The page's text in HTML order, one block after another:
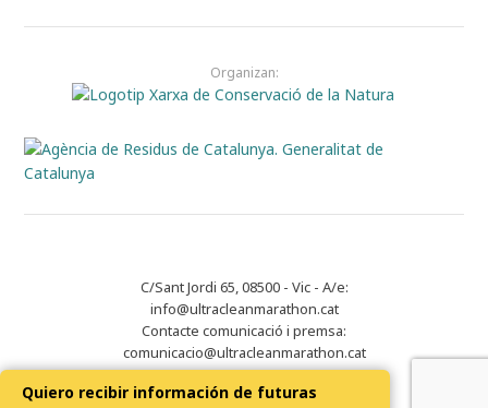
Organizan:
C/Sant Jordi 65, 08500 - Vic - A/e:
info@ultracleanmarathon.cat
Contacte comunicació i premsa:
comunicacio@ultracleanmarathon.cat
Aviso legal|Política de privacidad
Quiero recibir información de futuras